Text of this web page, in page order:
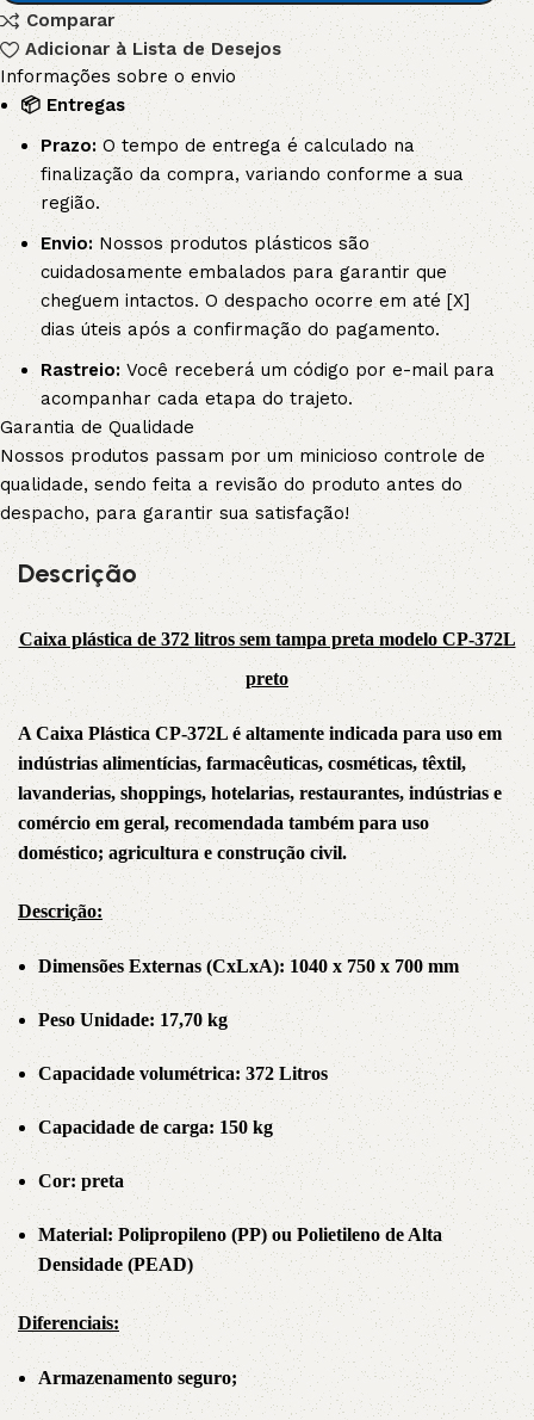
Comparar
Adicionar à Lista de Desejos
Informações sobre o envio
📦 Entregas
Prazo:O tempo de entrega é calculado na
finalização da compra, variando conforme a sua
região.
Envio: Nossos produtos plásticos são
cuidadosamente embalados para garantir que
cheguem intactos. O despacho ocorre em até [X]
dias úteis após a confirmação do pagamento.
Rastreio:Você receberá um código por e-mail para
acompanhar cada etapa do trajeto.
Garantia de Qualidade
Nossos produtos passam por um minicioso controle de
qualidade, sendo feita a revisão do produto antes do
despacho, para garantir sua satisfação!
Descrição
Caixa plástica de 372 litros sem tampa preta modelo CP-372L
preto
A Caixa Plástica CP-372L é altamente indicada para uso em
indústrias alimentícias, farmacêuticas, cosméticas, têxtil,
lavanderias, shoppings, hotelarias, restaurantes, indústrias e
comércio em geral, recomendada também para uso
doméstico; agricultura e construção civil.
Descrição:
Dimensões Externas (CxLxA): 1040 x 750 x 700 mm
Peso Unidade: 17,70 kg
Capacidade volumétrica: 372 Litros
Capacidade de carga: 150 kg
Cor: preta
Material: Polipropileno (PP) ou Polietileno de Alta
Densidade (PEAD)
Diferenciais:
Armazenamento seguro;